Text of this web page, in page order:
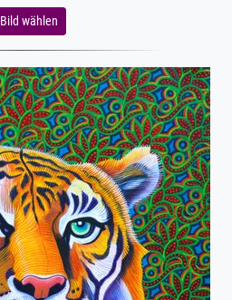
Bild wählen